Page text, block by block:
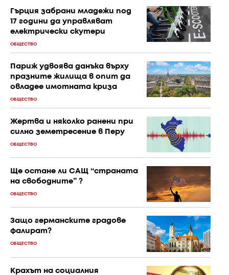
Гърция забрани младежи под
17 години да управляват
електрически скутери
ОБЩЕСТВО
Париж удвоява данъка върху
празните жилища в опит да
овладее имотната криза
ОБЩЕСТВО
Жертва и няколко ранени при
силно земетресение в Перу
ОБЩЕСТВО
Ще остане ли САЩ “страната
на свободните” ?
ОБЩЕСТВО
Защо германските градове
фалират?
ОБЩЕСТВО
Крахът на социалния